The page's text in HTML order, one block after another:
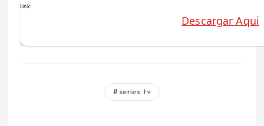
Link:
Descargar Aqui
series tv